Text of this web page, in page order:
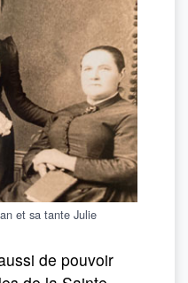
et sa tante Julie
de pouvoir